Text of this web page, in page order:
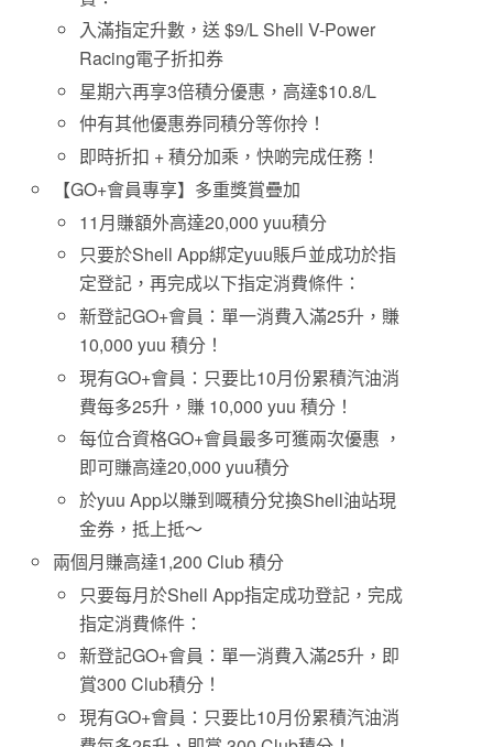
入滿指定升數，送 $9/L Shell V-Power
Racing電子折扣券
星期六再享3倍積分優惠，高達$10.8/L
仲有其他優惠券同積分等你拎！
即時折扣 + 積分加乘，快啲完成任務！
【GO+會員專享】多重獎賞疊加
11月賺額外高達20,000 yuu積分
只要於Shell App綁定yuu賬戶並成功於指
定登記，再完成以下指定消費條件：
新登記GO+會員：單一消費入滿25升，賺
10,000 yuu 積分！
現有GO+會員：只要比10月份累積汽油消
費每多25升，賺 10,000 yuu 積分！
每位合資格GO+會員最多可獲兩次優惠 ，
即可賺高達20,000 yuu積分
於yuu App以賺到嘅積分兌換Shell油站現
金券，抵上抵～
兩個月賺高達1,200 Club 積分
只要每月於Shell App指定成功登記，完成
指定消費條件：
新登記GO+會員：單一消費入滿25升，即
賞300 Club積分！
現有GO+會員：只要比10月份累積汽油消